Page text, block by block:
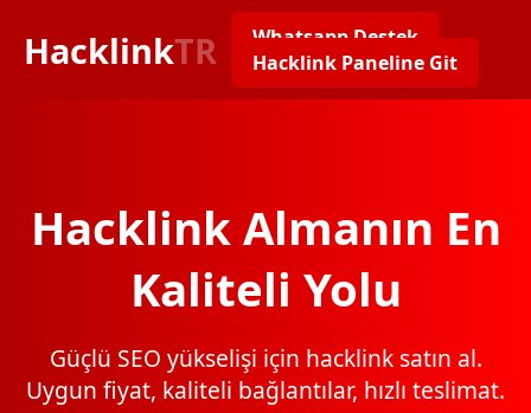
HacklinkTR
Whatsapp Destek
Hacklink Paneline Git
Hacklink Almanın En
Kaliteli Yolu
Güçlü SEO yükselişi için hacklink satın al.
Uygun fiyat, kaliteli bağlantılar, hızlı teslimat.